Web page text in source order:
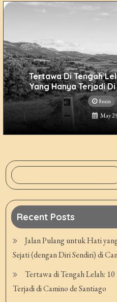
Tertawa Di Tengah
Yang Hanya Terjadi
8min
May
Recent Posts
Jalan Pulang untuk Hati
Sejati (dengan Diri Sendiri) di
Tertawa di Tengah Lelah:
Terjadi di Camino de Santiago